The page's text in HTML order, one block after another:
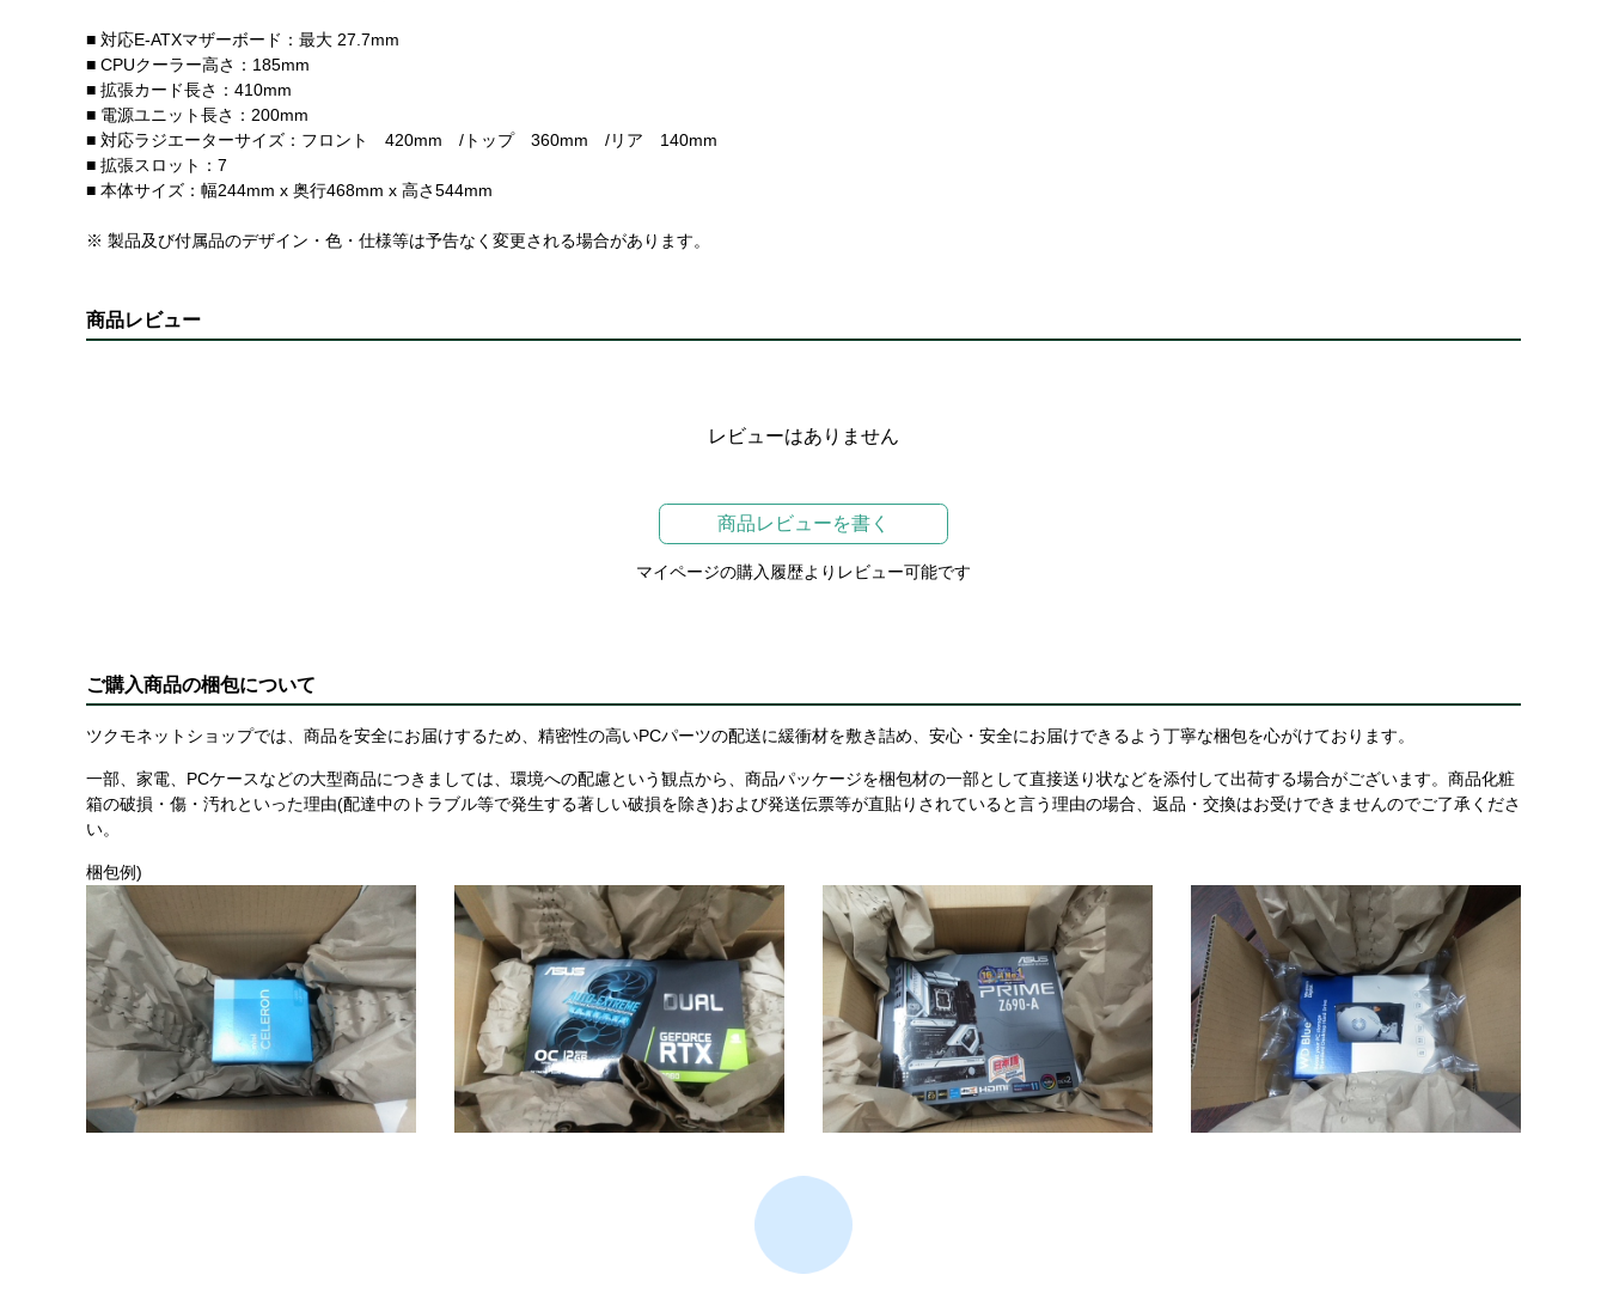
■ 対応E-ATXマザーボード：最大 27.7mm
■ CPUクーラー高さ：185mm
■ 拡張カード長さ：410mm
■ 電源ユニット長さ：200mm
■ 対応ラジエーターサイズ：フロント 420mm /トップ 360mm /リア 140mm
■ 拡張スロット：7
■ 本体サイズ：幅244mm x 奥行468mm x 高さ544mm
※ 製品及び付属品のデザイン・色・仕様等は予告なく変更される場合があります。
商品レビュー
レビューはありません
商品レビューを書く
マイページの購入履歴よりレビュー可能です
ご購入商品の梱包について
ツクモネットショップでは、商品を安全にお届けするため、精密性の高いPCパーツの配送に緩衝材を敷き詰め、安心・安全にお届けできるよう丁寧な梱包を心がけております。
一部、家電、PCケースなどの大型商品につきましては、環境への配慮という観点から、商品パッケージを梱包材の一部として直接送り状などを添付して出荷する場合がございます。商品化粧
箱の破損・傷・汚れといった理由(配達中のトラブル等で発生する著しい破損を除き)および発送伝票等が直貼りされていると言う理由の場合、返品・交換はお受けできませんのでご了承くださ
い。
梱包例)